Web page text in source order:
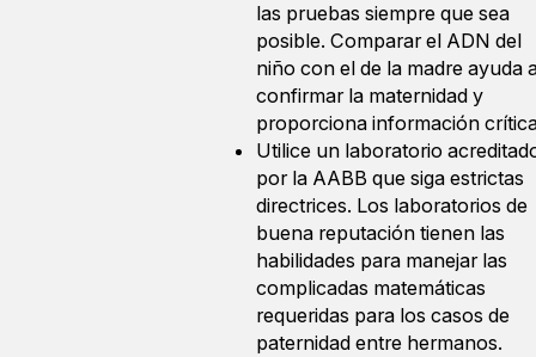
las pruebas siempre que sea
posible. Comparar el ADN del
niño con el de la madre ayuda
confirmar la maternidad y
proporciona información
Utilice un laboratorio
por la AABB que siga estrictas
directrices. Los laboratorios de
buena reputación tienen las
habilidades para manejar las
complicadas matemáticas
requeridas para los casos de
paternidad entre hermanos.